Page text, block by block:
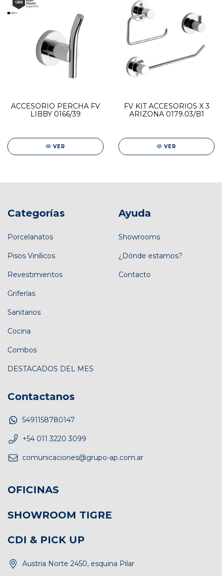
ACCESORIO PERCHA FV
LIBBY 0166/39
VER
FV KIT ACCESORIOS X 3
ARIZONA 0179.03/B1
VER
Categorías
Porcelanatos
Pisos Vinílicos
Revestimientos
Griferías
Sanitarios
Cocina
Combos
DESTACADOS DEL MES
Ayuda
Showrooms
¿Dónde estamos?
Contacto
Contactanos
5491158780147
+54 011 3220 3099
comunicaciones@grupo-ap.com.ar
OFICINAS
SHOWROOM TIGRE
CDI & PICK UP
Austria Norte 2450, esquina Pilar